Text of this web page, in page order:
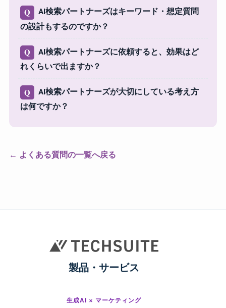
Q
AI検索パートナーズはキーワード・想定質問
の設計もするのですか？
Q
AI検索パートナーズに依頼すると、効果はど
れくらいで出ますか？
Q
AI検索パートナーズが大切にしている考え方
は何ですか？
← よくある質問の一覧へ戻る
製品・サービス
生成AI × マーケティング